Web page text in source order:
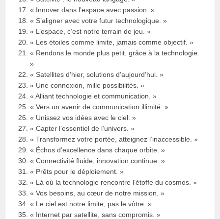
« Innover dans l’espace avec passion. »
« S’aligner avec votre futur technologique. »
« L’espace, c’est notre terrain de jeu. »
« Les étoiles comme limite, jamais comme objectif. »
« Rendons le monde plus petit, grâce à la technologie.
»
« Satellites d’hier, solutions d’aujourd’hui. »
« Une connexion, mille possibilités. »
« Alliant technologie et communication. »
« Vers un avenir de communication illimité. »
« Unissez vos idées avec le ciel. »
« Capter l’essentiel de l’univers. »
« Transformez votre portée, atteignez l’inaccessible. »
« Échos d’excellence dans chaque orbite. »
« Connectivité fluide, innovation continue. »
« Prêts pour le déploiement. »
« Là où la technologie rencontre l’étoffe du cosmos. »
« Vos besoins, au cœur de notre mission. »
« Le ciel est notre limite, pas le vôtre. »
« Internet par satellite, sans compromis. »